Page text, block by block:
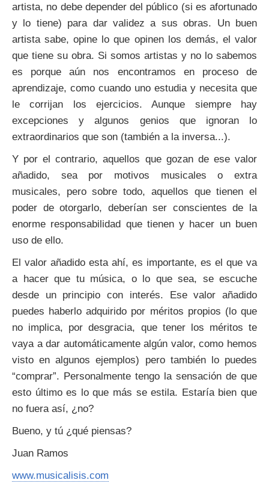
artista, no debe depender del público (si es afortunado
y lo tiene) para dar validez a sus obras. Un buen
artista sabe, opine lo que opinen los demás, el valor
que tiene su obra. Si somos artistas y no lo sabemos
es porque aún nos encontramos en proceso de
aprendizaje, como cuando uno estudia y necesita que
le corrijan los ejercicios. Aunque siempre hay
excepciones y algunos genios que ignoran lo
extraordinarios que son (también a la inversa...).
Y por el contrario, aquellos que gozan de ese valor
añadido, sea por motivos musicales o extra
musicales, pero sobre todo, aquellos que tienen el
poder de otorgarlo, deberían ser conscientes de la
enorme responsabilidad que tienen y hacer un buen
uso de ello.
El valor añadido esta ahí, es importante, es el que va
a hacer que tu música, o lo que sea, se escuche
desde un principio con interés. Ese valor añadido
puedes haberlo adquirido por méritos propios (lo que
no implica, por desgracia, que tener los méritos te
vaya a dar automáticamente algún valor, como hemos
visto en algunos ejemplos) pero también lo puedes
“comprar”. Personalmente tengo la sensación de que
esto último es lo que más se estila. Estaría bien que
no fuera así, ¿no?
Bueno, y tú ¿qué piensas?
Juan Ramos
www.musicalisis.com